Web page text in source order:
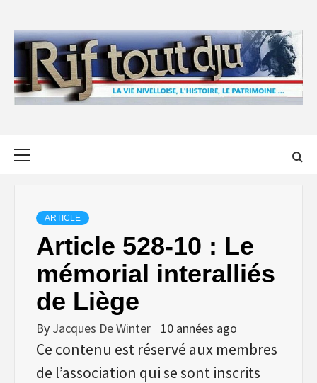
content
ARTICLE
Article 528-10 : Le
mémorial interalliés
de Liège
By Jacques De Winter 10 années ago
Ce contenu est réservé aux membres
de l’association qui se sont inscrits